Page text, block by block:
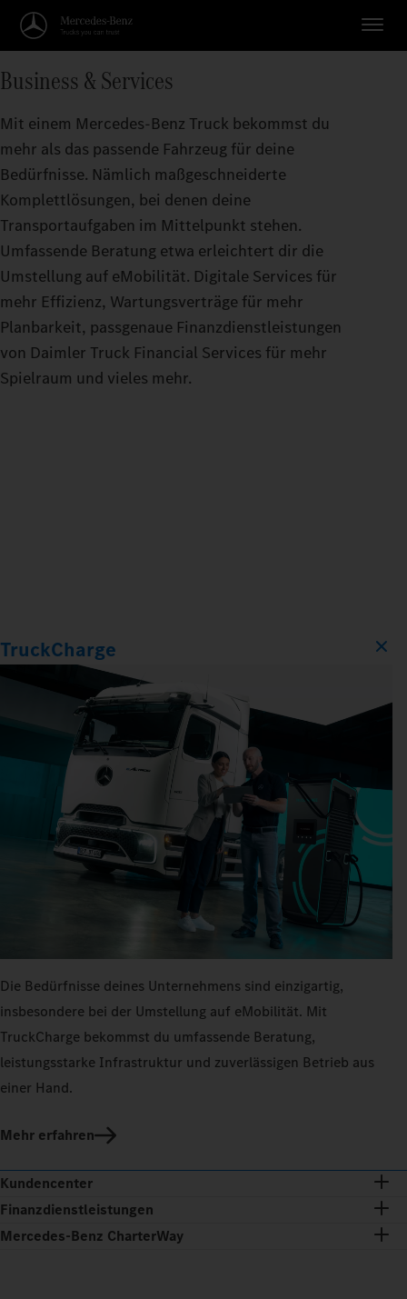
Business & Services
Mit einem Mercedes-Benz Truck bekommst du
mehr als das passende Fahrzeug für deine
Bedürfnisse. Nämlich maßgeschneiderte
Komplettlösungen, bei denen deine
Transportaufgaben im Mittelpunkt stehen.
Umfassende Beratung etwa erleichtert dir die
Umstellung auf eMobilität. Digitale Services für
mehr Effizienz, Wartungsverträge für mehr
Planbarkeit, passgenaue Finanzdienstleistungen
von Daimler Truck Financial Services für mehr
Spielraum und vieles mehr.
TruckCharge
Die Bedürfnisse deines Unternehmens sind einzigartig,
insbesondere bei der Umstellung auf eMobilität. Mit
TruckCharge bekommst du umfassende Beratung,
leistungsstarke Infrastruktur und zuverlässigen Betrieb aus
einer Hand.
Mehr erfahren
Kundencenter
Finanzdienstleistungen
Mercedes-Benz CharterWay